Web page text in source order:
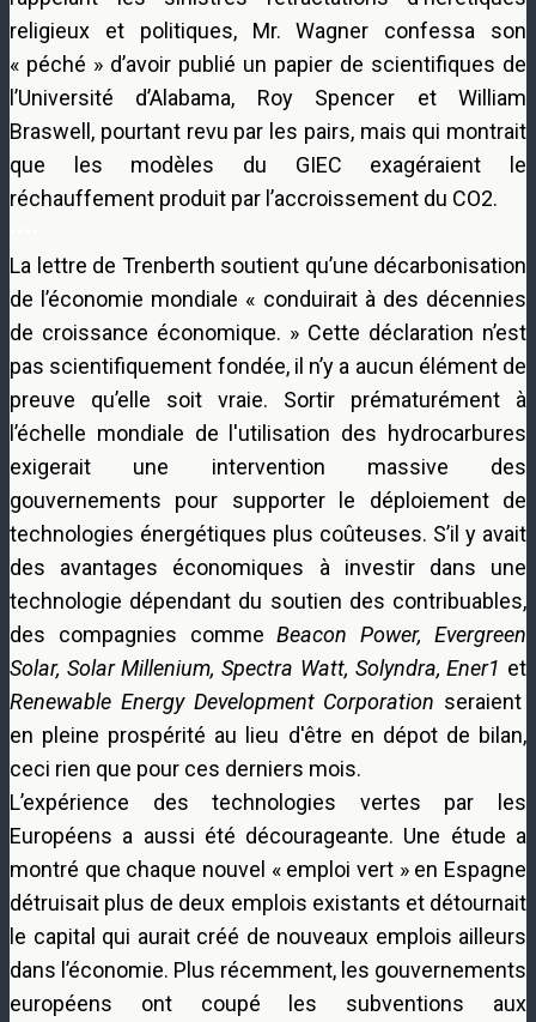
religieux et politiques, Mr. Wagner confessa son
« péché » d’avoir publié un papier de scientifiques de
l’Université d’Alabama, Roy Spencer et William
Braswell, pourtant revu par les pairs, mais qui montrait
que les modèles du GIEC exagéraient le
réchauffement produit par l’accroissement du CO2.
La lettre de Trenberth soutient qu’une décarbonisation
de l’économie mondiale « conduirait à des décennies
de croissance économique. » Cette déclaration n’est
pas scientifiquement fondée, il n’y a aucun élément de
preuve qu’elle soit vraie. Sortir prématurément à
l’échelle mondiale de l'utilisation des hydrocarbures
exigerait une intervention massive des
gouvernements pour supporter le déploiement de
technologies énergétiques plus coûteuses. S’il y avait
des avantages économiques à investir dans une
technologie dépendant du soutien des contribuables,
des compagnies commeBeacon Power, Evergreen
Solar, Solar Millenium, Spectra Watt, Solyndra, Ener1 et
Renewable Energy Development Corporation seraient
en pleine prospérité au lieu d'être en dépot de bilan,
ceci rien que pour ces derniers mois.
L’expérience des technologies vertes par les
Européens a aussi été décourageante. Une étude a
montré que chaque nouvel « emploi vert » en Espagne
détruisait plus de deux emplois existants et détournait
le capital qui aurait créé de nouveaux emplois ailleurs
dans l’économie. Plus récemment, les gouvernements
européens ont coupé les subventions aux